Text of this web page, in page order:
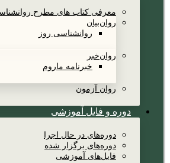
معرفی کتاب های مطرح
روان‌بیان
روانشناسی روز
روان‌خبر
خبرنامه ماروم
روان آزمون
دوره و فایل آموزشی
دوره‌های در حال اجرا
دوره‌های برگزار شده
فایل‌های آموزشی